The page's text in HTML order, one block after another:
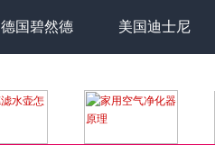
德国碧然德 美国迪士尼